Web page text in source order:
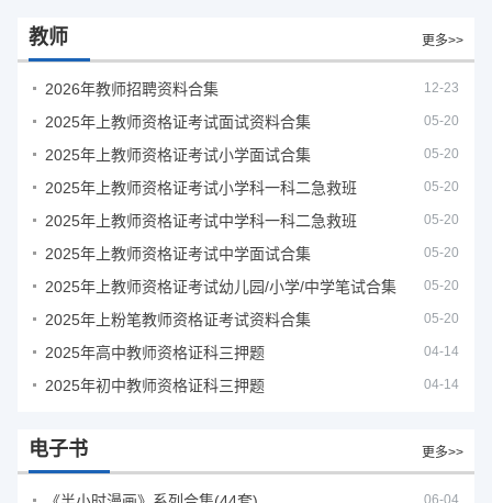
教师 更多>>
2026年教师招聘资料合集 12-23
2025年上教师资格证考试面试资料合集 05-20
2025年上教师资格证考试小学面试合集 05-20
2025年上教师资格证考试小学科一科二急救班 05-20
2025年上教师资格证考试中学科一科二急救班 05-20
2025年上教师资格证考试中学面试合集 05-20
2025年上教师资格证考试幼儿园/小学/中学笔试合集 05-20
2025年上粉笔教师资格证考试资料合集 05-20
2025年高中教师资格证科三押题 04-14
2025年初中教师资格证科三押题 04-14
电子书 更多>>
06-04